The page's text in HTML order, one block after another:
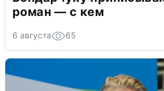
роман — с кем
6 августа 65